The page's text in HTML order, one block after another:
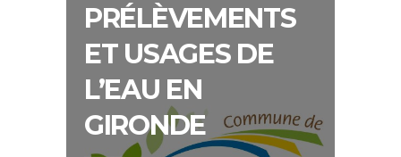
PRÉLÈVEMENTS
ET USAGES DE
L’EAU EN
GIRONDE